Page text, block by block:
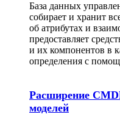
База данных
собирает и хранит
об атрибутах и
предоставляет
и их компонентов в
определения с
Расширение
моделей